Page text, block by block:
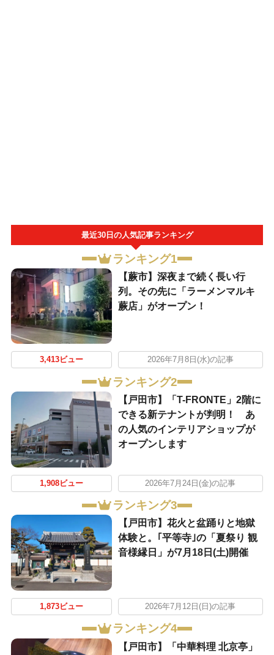
最近30日の人気記事ランキング
ランキング1
【蕨市】深夜まで続く長い行
列。その先に「ラーメンマルキ
蕨店」がオープン！
3,413ビュー 2026年7月8日(水)の記事
ランキング2
【戸田市】「T-FRONTE」2階に
できる新テナントが判明！ あ
の人気のインテリアショップが
オープンします
1,908ビュー 2026年7月24日(金)の記事
ランキング3
【戸田市】花火と盆踊りと地獄
体験と。｢平等寺｣の「夏祭り 観
音様縁日」が7月18日(土)開催
1,873ビュー 2026年7月12日(日)の記事
ランキング4
【戸田市】「中華料理 北京亭」